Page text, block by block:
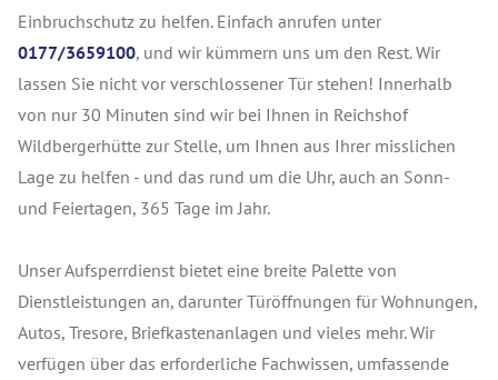
Einbruchschutz zu helfen. Einfach anrufen unter
0177/3659100, und wir kümmern uns um den Rest. Wir
lassen Sie nicht vor verschlossener Tür stehen! Innerhalb
von nur 30 Minuten sind wir bei Ihnen in Reichshof
Wildbergerhütte zur Stelle, um Ihnen aus Ihrer misslichen
Lage zu helfen - und das rund um die Uhr, auch an Sonn-
und Feiertagen, 365 Tage im Jahr.
Unser Aufsperrdienst bietet eine breite Palette von
Dienstleistungen an, darunter Türöffnungen für Wohnungen,
Autos, Tresore, Briefkastenanlagen und vieles mehr. Wir
verfügen über das erforderliche Fachwissen, umfassende